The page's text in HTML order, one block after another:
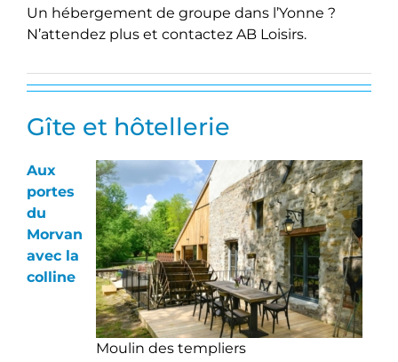
Un hébergement de groupe dans l’Yonne ?
N’attendez plus et contactez AB Loisirs.
Gîte et hôtellerie
Moulin des templiers
Aux
portes
du
Morvan
avec la
colline